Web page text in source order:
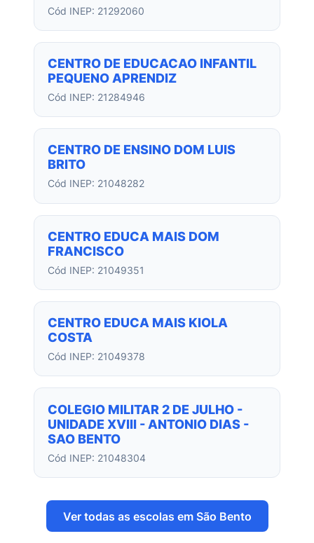
Cód INEP: 21292060
CENTRO DE EDUCACAO INFANTIL
PEQUENO APRENDIZ
Cód INEP: 21284946
CENTRO DE ENSINO DOM LUIS
BRITO
Cód INEP: 21048282
CENTRO EDUCA MAIS DOM
FRANCISCO
Cód INEP: 21049351
CENTRO EDUCA MAIS KIOLA
COSTA
Cód INEP: 21049378
COLEGIO MILITAR 2 DE JULHO -
UNIDADE XVIII - ANTONIO DIAS -
SAO BENTO
Cód INEP: 21048304
Ver todas as escolas em São Bento